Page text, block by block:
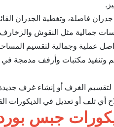
فاصلة، وتغطية الجدران
جمالية مثل النقوش
عملية وجمالية لتقسيم
مكتبات وأرفف مدمجة في
الغرف أو إنشاء غرف
أي تلف أو تعديل في الديكورات
جبس